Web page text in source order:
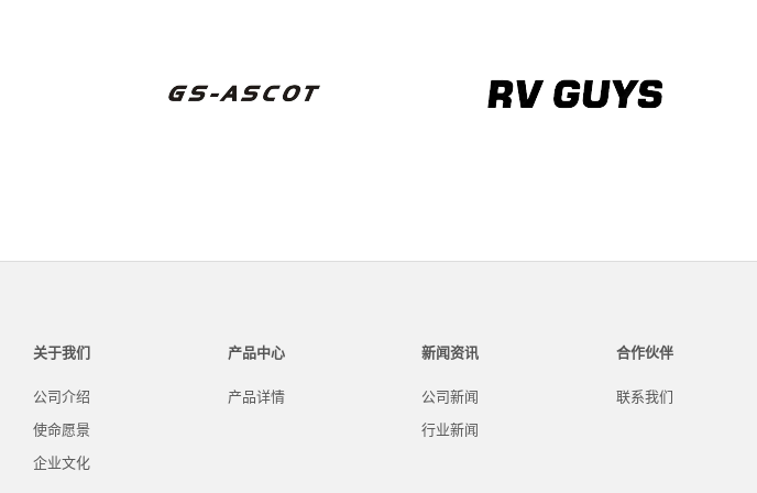
关于我们
公司介绍
使命愿景
企业文化
产品中心
产品详情
新闻资讯
公司新闻
行业新闻
合作伙伴
联系我们